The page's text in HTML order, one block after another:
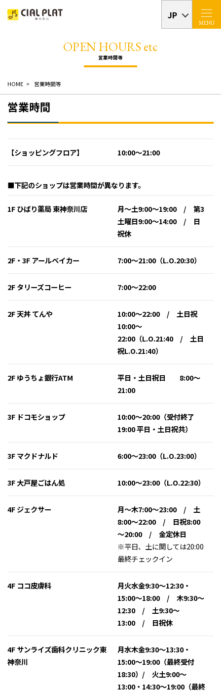
MENU
JP
HOME 営業時間等
営業時間
【ショッピングフロア】 10:00～21:00
■下記のショップは営業時間が異なります。
1F ひばり薬局 東神奈川店
月～土9:00～19:00 / 第3
土曜日9:00～14:00 / 日
祝休
2F・3F アールベイカー 7:00～21:00（L.O.20:30）
2F タリーズコーヒー 7:00～22:00
2F 天丼 てんや
10:00〜22:00 / 土日祝
10:00〜
22:00（L.O.21:40 / 土日
祝L.O.21:40）
2F ゆうちょ銀行ATM
平日・土日祝日 8:00～
21:00
3F ドコモショップ
10:00〜20:00（受付終了
19:00 平日・土日祝共）
3F マクドナルド 6:00〜23:00（L.O.23:00）
3F 大戸屋ごはん処 10:00〜23:00（L.O.22:30）
4F ジェクサー
月～木7:00〜23:00 / 土
8:00～22:00 / 日祝8:00
～20:00 / 金定休日
※平日、土に関しては20:00
最終チェックイン
4F ココ皮膚科
月火水金9:30〜12:30・
15:00〜18:00 / 木9:30〜
12:30 / 土9:30〜
13:00 / 日祝休
4F サンライズ歯科クリニック東
神奈川
月水木金9:30〜13:30・
15:00〜19:00（最終受付
18:30）/ 火土9:00〜
13:00・14:30〜19:00（最終